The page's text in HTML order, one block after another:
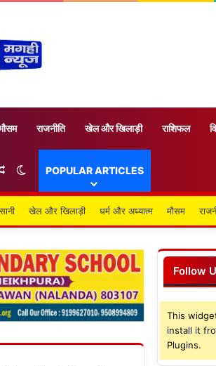
राजनीति खेल और खिलाड़ी राशिफल
Random Article
Switch skin
POPULAR ARTICLES
खेल और खिलाड़ी धर्म और अध्यात्म मौसम
Follow
This
install it
Plugins.